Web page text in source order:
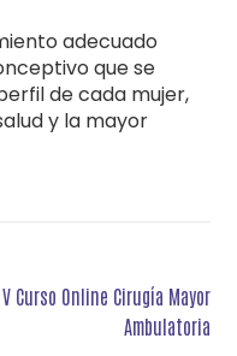
adecuado
que se
de cada mujer,
y la mayor
V Curso Online Cirugía Mayor
Ambulatoria